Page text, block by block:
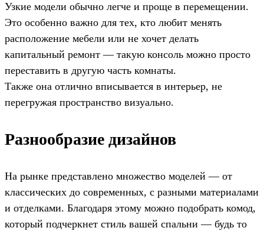
Узкие модели обычно легче и проще в перемещении.
Это особенно важно для тех, кто любит менять
расположение мебели или не хочет делать
капитальный ремонт — такую консоль можно просто
переставить в другую часть комнаты.
Также она отлично вписывается в интерьер, не
перегружая пространство визуально.
Разнообразие дизайнов
На рынке представлено множество моделей — от
классических до современных, с разными материалами
и отделками. Благодаря этому можно подобрать комод,
который подчеркнет стиль вашей спальни — будь то